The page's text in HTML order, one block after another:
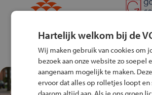
Test je kennis
Fiets Veilig
Hartelijk welkom bij de
Wij maken gebruik van cookies om
bezoek aan onze website zo soepel
aangenaam mogelijk te maken.
ervoor dat alles op rolletjes loopt en